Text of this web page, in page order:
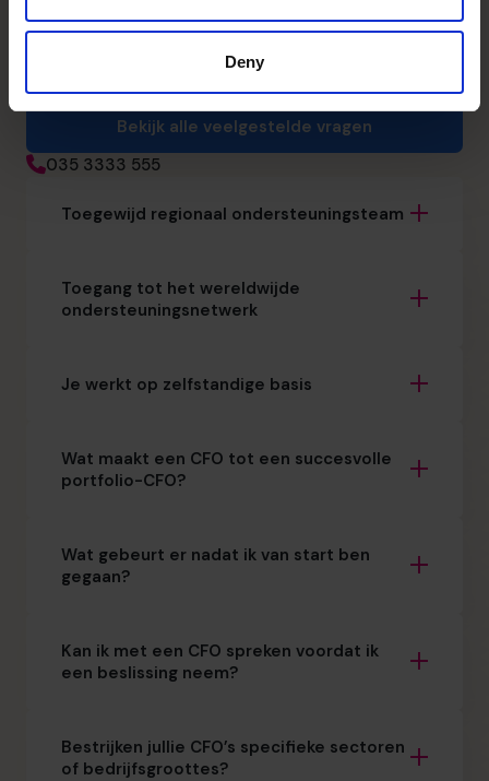
Deny
wat echt belangrijk voor je is. Plan vandaag nog je gratis
Bekijk alle veelgestelde vragen
035 3333 555
Toegewijd regionaal ondersteuningsteam
Toegang tot het wereldwijde
ondersteuningsnetwerk
Je werkt op zelfstandige basis
Wat maakt een CFO tot een succesvolle
portfolio-CFO?
Wat gebeurt er nadat ik van start ben
gegaan?
Kan ik met een CFO spreken voordat ik
een beslissing neem?
Bestrijken jullie CFO’s specifieke sectoren
of bedrijfsgroottes?